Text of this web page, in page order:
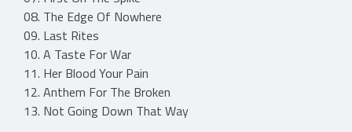
08. The Edge Of Nowhere
09. Last Rites
10. A Taste For War
11. Her Blood Your Pain
12. Anthem For The Broken
13. Not Going Down That Way